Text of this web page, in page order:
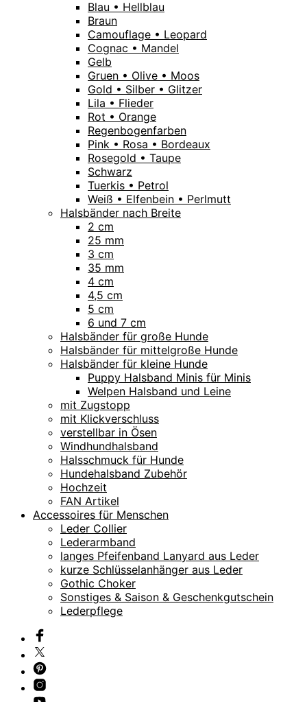
Blau • Hellblau
Braun
Camouflage • Leopard
Cognac • Mandel
Gelb
Gruen • Olive • Moos
Gold • Silber • Glitzer
Lila • Flieder
Rot • Orange
Regenbogenfarben
Pink • Rosa • Bordeaux
Rosegold • Taupe
Schwarz
Tuerkis • Petrol
Weiß • Elfenbein • Perlmutt
Halsbänder nach Breite
2 cm
25 mm
3 cm
35 mm
4 cm
4,5 cm
5 cm
6 und 7 cm
Halsbänder für große Hunde
Halsbänder für mittelgroße Hunde
Halsbänder für kleine Hunde
Puppy Halsband Minis für Minis
Welpen Halsband und Leine
mit Zugstopp
mit Klickverschluss
verstellbar in Ösen
Windhundhalsband
Halsschmuck für Hunde
Hundehalsband Zubehör
Hochzeit
FAN Artikel
Accessoires für Menschen
Leder Collier
Lederarmband
langes Pfeifenband Lanyard aus Leder
kurze Schlüsselanhänger aus Leder
Gothic Choker
Sonstiges & Saison & Geschenkgutschein
Lederpflege